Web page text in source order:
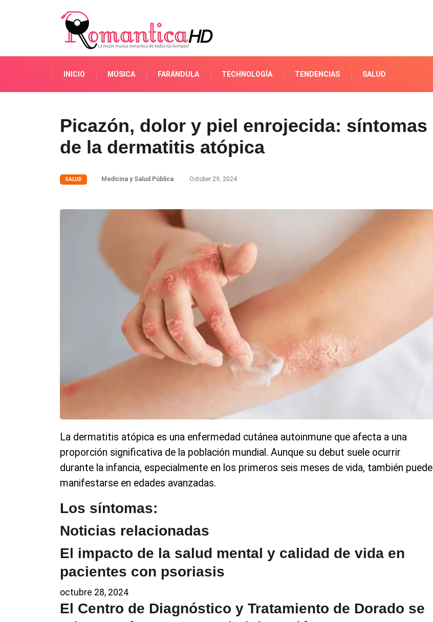
INICIO MÚSICA FARÁNDULA TECHNOLOGÍA TENDENCIAS SALUD
Picazón, dolor y piel enrojecida: síntomas
de la dermatitis atópica
SALUD Medicina y Salud Pública October 29, 2024
La dermatitis atópica es una enfermedad cutánea autoinmune que afecta a una
proporción significativa de la población mundial. Aunque su debut suele ocurrir
durante la infancia, especialmente en los primeros seis meses de vida, también puede
manifestarse en edades avanzadas.
Los síntomas:
Noticias relacionadas
El impacto de la salud mental y calidad de vida en
pacientes con psoriasis
octubre 28, 2024
El Centro de Diagnóstico y Tratamiento de Dorado se